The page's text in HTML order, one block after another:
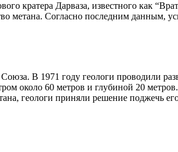
кратера Дарваза, известного как
метана. Согласно последним данным,
В 1971 году геологи проводили
около 60 метров и глубиной 20
геологи приняли решение поджечь